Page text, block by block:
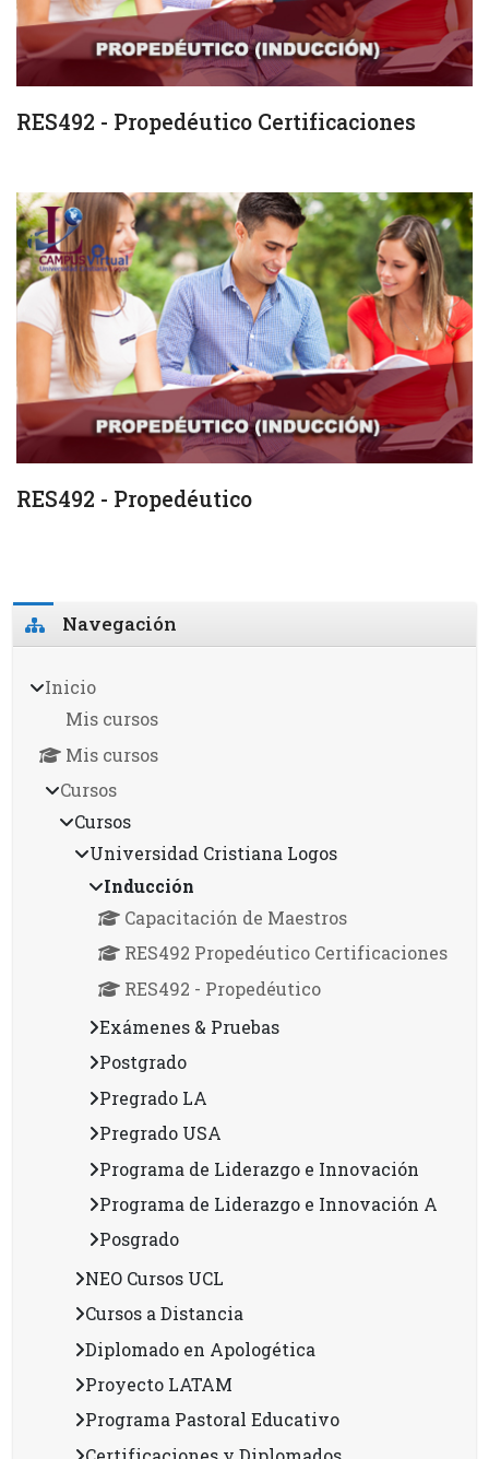
RES492 - Propedéutico Certificaciones
RES492 - Propedéutico
Bloques
Omitir Navegación
Navegación
Inicio
Mis cursos
Mis cursos
Cursos
Cursos
Universidad Cristiana Logos
Inducción
Capacitación de Maestros
RES492 Propedéutico Certificaciones
RES492 - Propedéutico
Exámenes & Pruebas
Postgrado
Pregrado LA
Pregrado USA
Programa de Liderazgo e Innovación
Programa de Liderazgo e Innovación A
Posgrado
NEO Cursos UCL
Cursos a Distancia
Diplomado en Apologética
Proyecto LATAM
Programa Pastoral Educativo